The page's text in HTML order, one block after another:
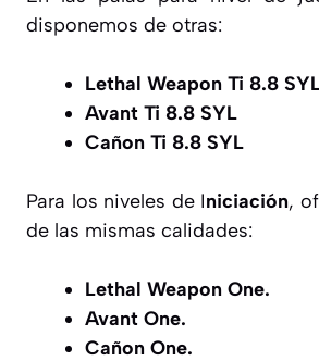
disponemos de otras:
Lethal Weapon Ti 8.8
Avant Ti 8.8 SYL
Cañon Ti 8.8 SYL
Para los niveles de Iniciación,
de las mismas calidades:
Lethal Weapon One.
Avant One.
Cañon One.